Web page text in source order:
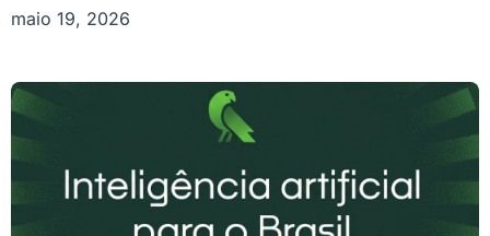
maio 19, 2026